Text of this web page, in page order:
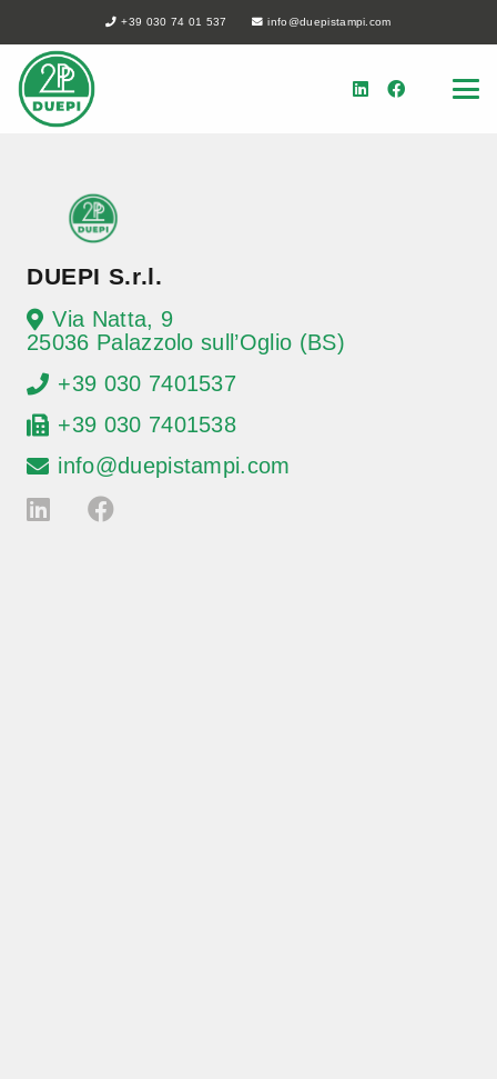
+39 030 74 01 537 info@duepistampi.com
DUEPI S.r.l.
Via Natta, 9
25036 Palazzolo sull’Oglio (BS)
+39 030 7401537
+39 030 7401538
info@duepistampi.com